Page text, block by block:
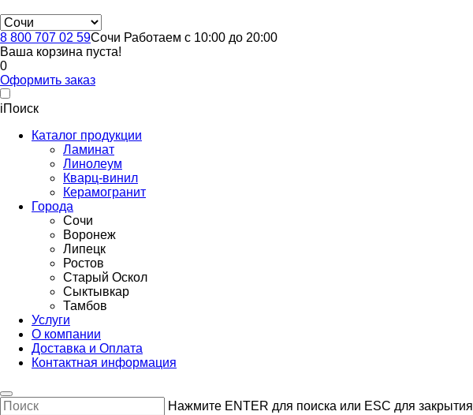
8 800 707 02 59Сочи Работаем с 10:00 до 20:00
Ваша корзина пуста!
0
Оформить заказ
iПоиск
Каталог продукции
Ламинат
Линолеум
Кварц-винил
Керамогранит
Города
Сочи
Воронеж
Липецк
Ростов
Старый Оскол
Сыктывкар
Тамбов
Услуги
О компании
Доставка и Оплата
Контактная информация
Нажмите ENTER для поиска или ESC для закрытия